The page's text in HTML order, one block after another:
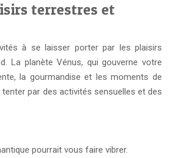
terrestres et
à se laisser porter par les plaisirs
La planète Vénus, qui gouverne votre
la gourmandise et les moments de
par des activités sensuelles et des
pourrait vous faire vibrer.